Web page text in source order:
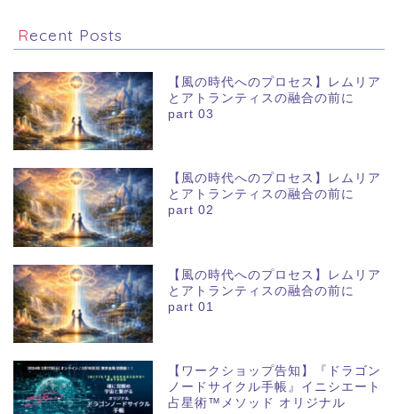
Recent Posts
【風の時代へのプロセス】レムリア
とアトランティスの融合の前に
part 03
【風の時代へのプロセス】レムリア
とアトランティスの融合の前に
part 02
【風の時代へのプロセス】レムリア
とアトランティスの融合の前に
part 01
【ワークショップ告知】『ドラゴン
ノードサイクル手帳』イニシエート
占星術™メソッド オリジナル